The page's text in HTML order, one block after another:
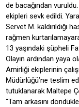
de bacağından
ekipleri sevk edildi.
Servet M. kaldırıldığı
rağmen
13 yaşındaki şüpheli
Olayın ardından yaya
Amirliği ekiplerinin
Müdürlüğü’ne teslim
tutuklanarak Maltepe
"Tam arkasını